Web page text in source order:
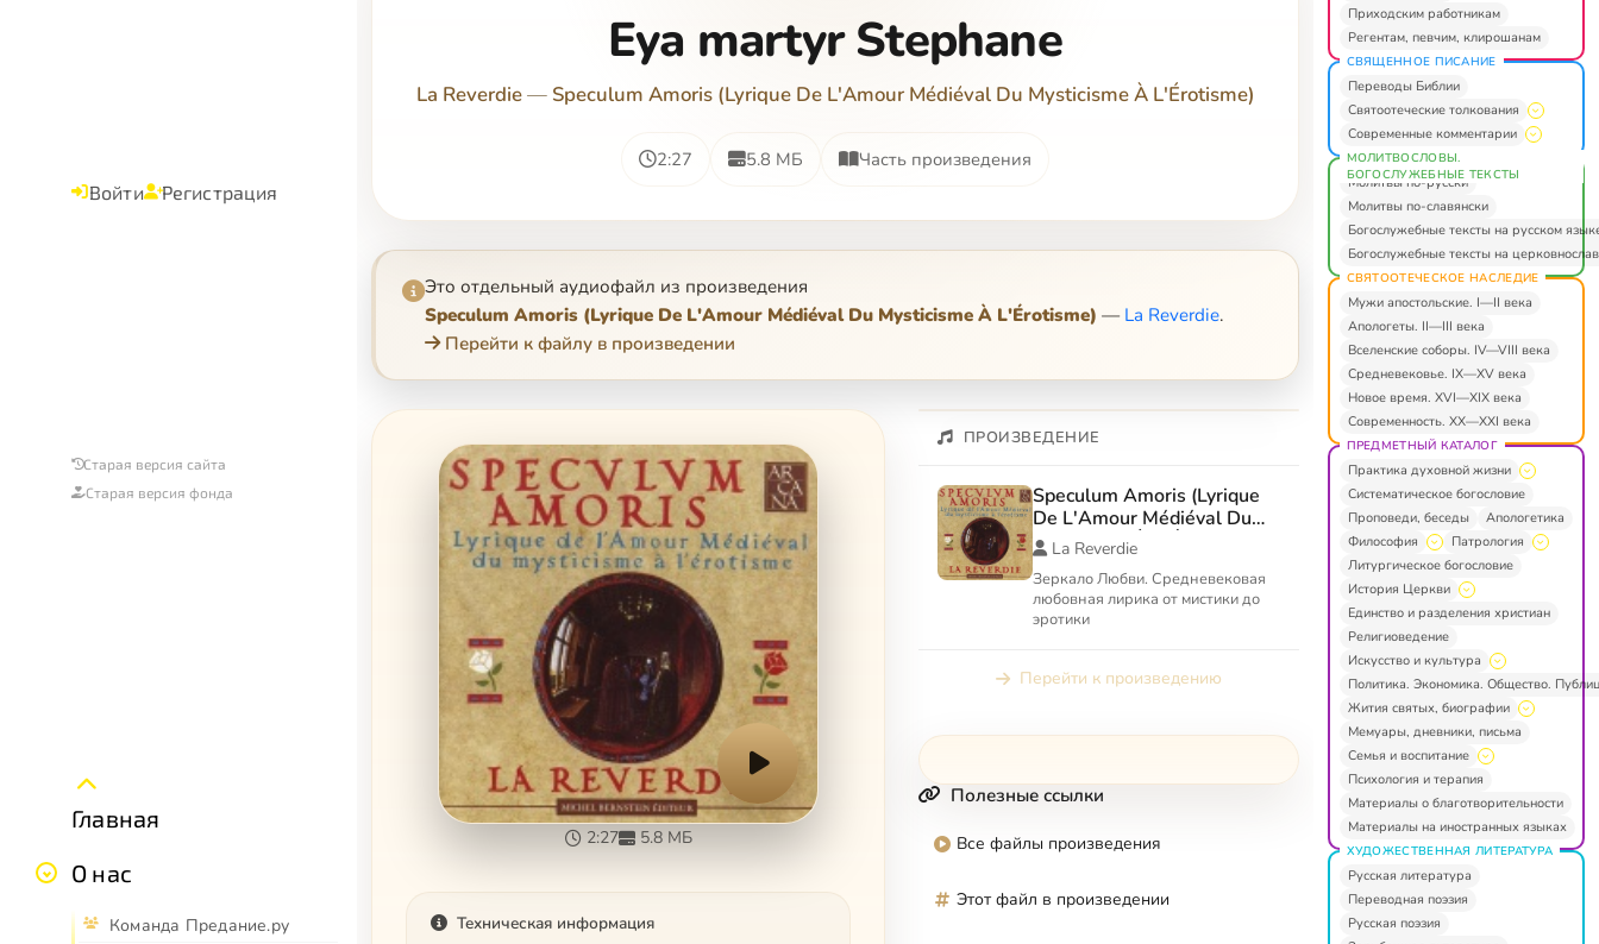
Войти Регистрация
Старая версия сайта
Старая версия фонда
Главная
О нас
Команда Предание.ру
Eya martyr Stephane
La Reverdie— Speculum Amoris (Lyrique De L'Amour Médiéval Du Mysticisme À L'Érotisme)
2:27 5.8 МБ Часть произведения
Это отдельный аудиофайл из произведения
Speculum Amoris (Lyrique De L'Amour Médiéval Du Mysticisme À L'Érotisme) — La Reverdie.
Перейти к файлу в произведении
2:27 5.8 МБ
Техническая информация
ПРОИЗВЕДЕНИЕ
Speculum Amoris (Lyrique
De L'Amour Médiéval Du
Mysticisme À L'Érotisme)
La Reverdie
Зеркало Любви. Средневековая
любовная лирика от мистики до
эротики
Перейти к произведению
Полезные ссылки
Все файлы произведения
Этот файл в произведении
Приходским работникам
Регентам, певчим, клирошанам
СВЯЩЕННОЕ ПИСАНИЕ
Переводы Библии
Святоотеческие толкования
Современные комментарии
МОЛИТВОСЛОВЫ.
БОГОСЛУЖЕБНЫЕ ТЕКСТЫ
Молитвы по-русски
Молитвы по-славянски
Богослужебные тексты на русском
Богослужебные тексты на
СВЯТООТЕЧЕСКОЕ НАСЛЕДИЕ
Мужи апостольские. I—II века
Апологеты. II—III века
Вселенские соборы. IV—VIII века
Средневековье. IX—XV века
Новое время. XVI—XIX века
Современность. XX—XXI века
ПРЕДМЕТНЫЙ КАТАЛОГ
Практика духовной жизни
Систематическое богословие
Проповеди, беседы
Апологетика
Философия
Патрология
Литургическое богословие
История Церкви
Единство и разделения христиан
Религиоведение
Искусство и культура
Политика. Экономика. Общество.
Жития святых, биографии
Мемуары, дневники, письма
Семья и воспитание
Психология и терапия
Материалы о благотворительности
Материалы на иностранных языках
ХУДОЖЕСТВЕННАЯ ЛИТЕРАТУРА
Русская литература
Переводная поэзия
Русская поэзия